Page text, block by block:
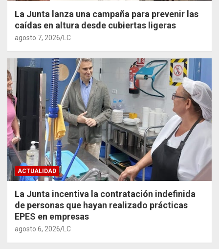
La Junta lanza una campaña para prevenir las
caídas en altura desde cubiertas ligeras
agosto 7, 2026 LC
ACTUALIDAD
La Junta incentiva la contratación indefinida
de personas que hayan realizado prácticas
EPES en empresas
agosto 6, 2026 LC